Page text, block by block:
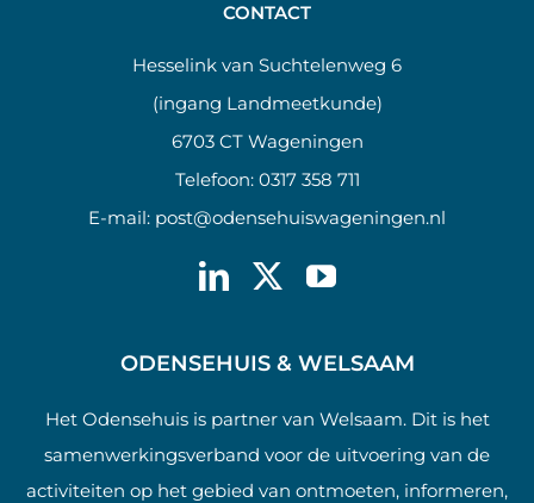
CONTACT
Hesselink van Suchtelenweg 6
(ingang Landmeetkunde)
6703 CT Wageningen
Telefoon: 0317 358 711
E-mail: post@odensehuiswageningen.nl
ODENSEHUIS & WELSAAM
Het Odensehuis is partner van Welsaam. Dit is het
samenwerkingsverband voor de uitvoering van de
activiteiten op het gebied van ontmoeten, informeren,